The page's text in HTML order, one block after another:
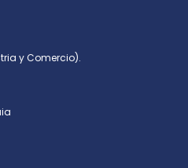
y Comercio).